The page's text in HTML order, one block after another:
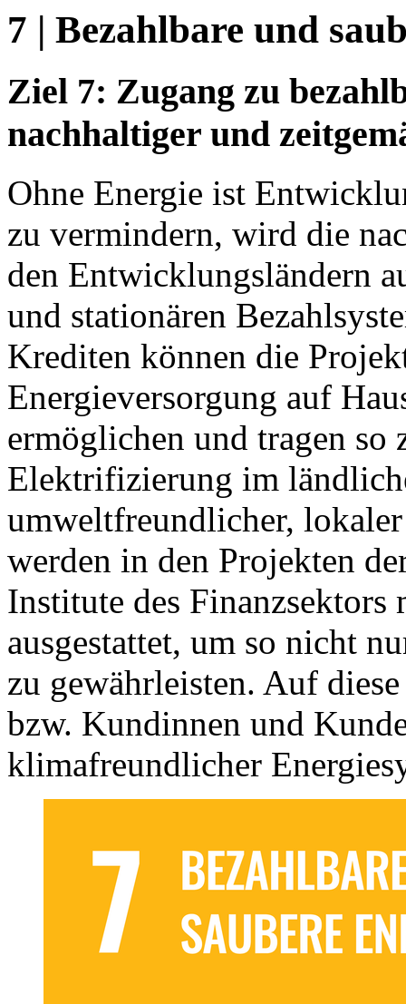
7 | Bezahlbare und
Ziel 7: Zugang zu
nachhaltiger und
Ohne Energie ist
zu vermindern, wird die
den Entwicklungsländern
und stationären
Krediten können die
Energieversorgung auf
ermöglichen und tragen
Elektrifizierung im
umweltfreundlicher,
werden in den Projekten
Institute des Finanzsektors
ausgestattet, um so nicht
zu gewährleisten. Auf
bzw. Kundinnen und
klimafreundlicher